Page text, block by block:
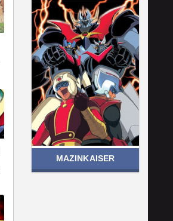
MAZINKAISER